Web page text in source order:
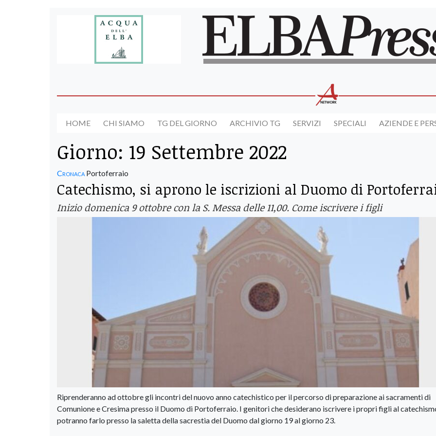
HOME CHI SIAMO TG DEL GIORNO ARCHIVIO TG SERVIZI SPECIALI AZIENDE E
Giorno: 19 Settembre 2022
Cronaca Portoferraio
Catechismo, si aprono le iscrizioni al Duomo di
Inizio domenica 9 ottobre con la S. Messa delle 11,00. Come iscrivere i figli
Riprenderanno ad ottobre gli incontri del nuovo anno catechistico per il percorso di preparazione ai sacramenti di
Comunione e Cresima presso il Duomo di Portoferraio. I genitori che desiderano iscrivere i propri figli al
potranno farlo presso la saletta della sacrestia del Duomo dal giorno 19 al giorno 23.